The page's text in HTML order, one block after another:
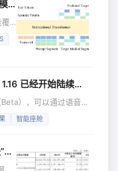
大
! 小米开源
出
性
已经开始陆续推送！
），可以通过语音实
足用户如变道、调速、
需要全程保持关注，并随
在通勤场景和商圈区域
智能座舱